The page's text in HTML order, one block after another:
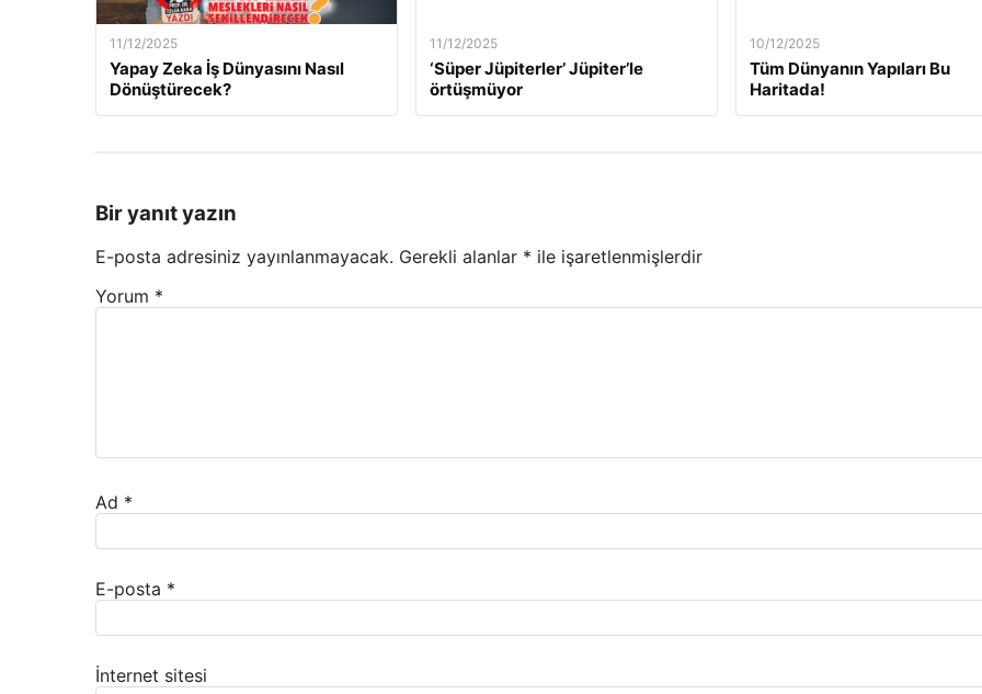
11/12/2025
Yapay Zeka İş Dünyasını Nasıl
Dönüştürecek?
11/12/2025
‘Süper Jüpiterler’ Jüpiter’le
örtüşmüyor
10/12/2025
Tüm Dünyanın Yapıları Bu
Haritada!
Bir yanıt yazın
E-posta adresiniz yayınlanmayacak. Gerekli alanlar * ile işaretlenmişlerdir
Yorum *
Ad *
E-posta *
İnternet sitesi